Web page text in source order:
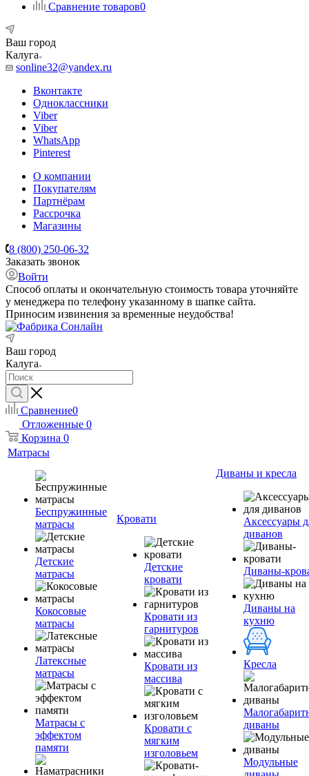
Сравнение товаров0
Ваш город
Калуга
sonline32@yandex.ru
Вконтакте
Одноклассники
Viber
Viber
WhatsApp
Pinterest
О компании
Покупателям
Партнёрам
Рассрочка
Магазины
8 (800) 250-06-32
Заказать звонок
Войти
Способ оплаты и окончательную стоимость товара уточняйте
у менеджера по телефону указанному в шапке сайта.
Приносим извинения за временные неудобства!
Ваш город
Калуга
Сравнение0
Отложенные 0
Корзина 0
Матрасы
Беспружинные
матрасы
Детские
матрасы
Кокосовые
матрасы
Латексные
матрасы
Матрасы с
эффектом
памяти
Кровати
Детские
кровати
Кровати из
гарнитуров
Кровати из
массива
Кровати с
мягким
изголовьем
Диваны и кресла
Аксессуары
диванов
Диваны-
Диваны на
кухню
Кресла
диваны
Модульные